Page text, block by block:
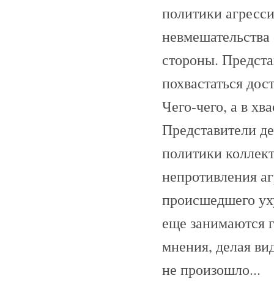
политики
стороны.
похвастаться
Чего-чего, а в
Представители
политики
непротивления
происшедшего
еще занимаются
мнения, делая
не произошло...